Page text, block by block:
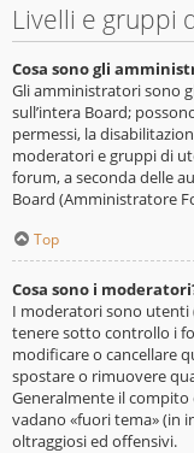
Livelli e gruppi
Cosa sono gli
Gli amministratori sono
sull’intera Board;
permessi, la
moderatori e gruppi di
forum, a seconda delle
Board (Amministratore
Top
Cosa sono i
I moderatori sono utenti
tenere sotto controllo i
modificare o cancellare
spostare o rimuovere
Generalmente il
vadano «fuori tema» (in
oltraggiosi ed offensivi.